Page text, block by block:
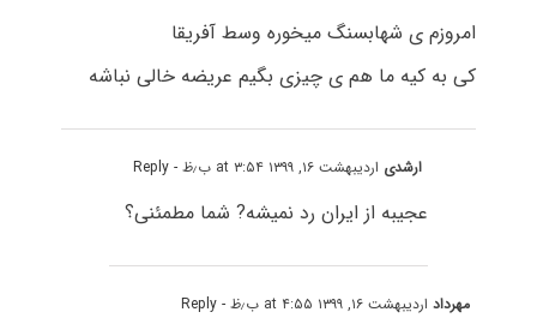
امروزم ی شهابسنگ میخوره وسط آفریقا
کی به کیه ما هم ی چیزی بگیم عریضه خالی نباشه
ارشدی اردیبهشت ۱۶, ۱۳۹۹ at ۳:۵۴ ب٫ظ - Reply
عجیبه از ایران رد نمیشه? شما مطمئنی؟
مهرداداردیبهشت ۱۶, ۱۳۹۹ at ۴:۵۵ ب٫ظ - Reply